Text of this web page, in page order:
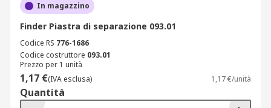
In magazzino
Finder Piastra di separazione 093.01
Codice RS 776-1686
Codice costruttore 093.01
Prezzo per 1 unità
1,17 €(IVA esclusa) 1,17 €/unità
Quantità